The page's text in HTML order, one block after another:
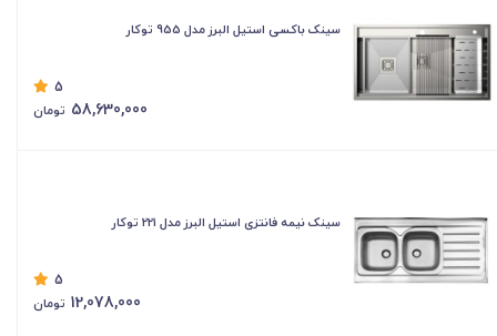
سینک باکسی استیل البرز مدل 955 توکار
5
58,630,000 تومان
سینک نیمه فانتزی استیل البرز مدل 221 توکار
5
12,078,000 تومان